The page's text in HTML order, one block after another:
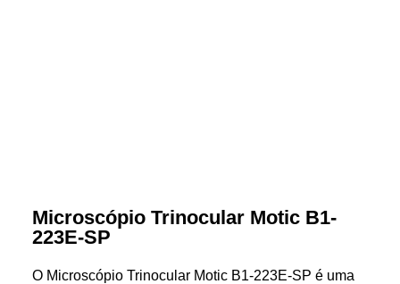
Microscópio Trinocular Motic B1-
223E-SP
O Microscópio Trinocular Motic B1-223E-SP é uma